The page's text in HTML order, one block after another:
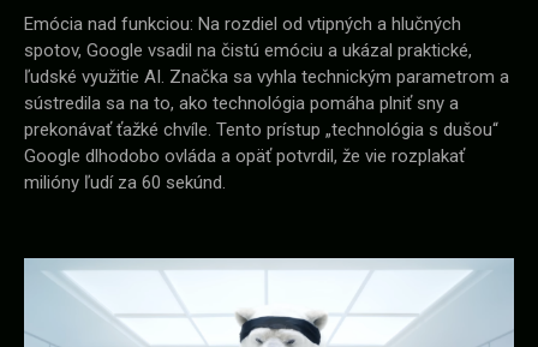
Emócia nad funkciou: Na rozdiel od vtipných a hlučných
spotov, Google vsadil na čistú emóciu a ukázal praktické,
ľudské využitie AI. Značka sa vyhla technickým parametrom a
sústredila sa na to, ako technológia pomáha plniť sny a
prekonávať ťažké chvíle. Tento prístup „technológia s dušou“
Google dlhodobo ovláda a opäť potvrdil, že vie rozplakať
milióny ľudí za 60 sekúnd.